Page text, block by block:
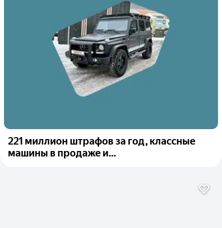
221 миллион штрафов за год, классные
машины в продаже и...